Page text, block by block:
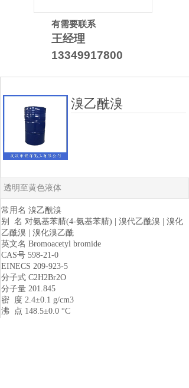
有需要联系
王经理
13349917800
溴乙酰溴
透明至黄色液体
常用名 溴乙酰溴
别 名 对氨基苯腈(4-氨基苯腈) | 溴代乙酰溴 | 溴化
乙酰溴 | 溴化溴乙酰
英文名 Bromoacetyl bromide
CAS号 598-21-0
EINECS 209-923-5
分子式 C2H2Br2O
分子量 201.845
密 度 2.4±0.1 g/cm3
沸 点 148.5±0.0 °C